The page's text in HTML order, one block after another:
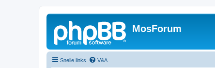
MosForum
Snelle links V&A